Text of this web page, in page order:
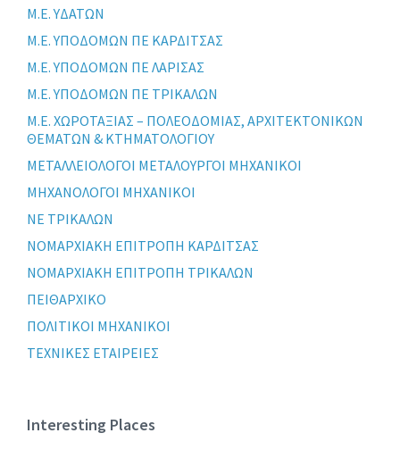
Μ.Ε. ΥΔΑΤΩΝ
Μ.Ε. ΥΠΟΔΟΜΩΝ ΠΕ ΚΑΡΔΙΤΣΑΣ
Μ.Ε. ΥΠΟΔΟΜΩΝ ΠΕ ΛΑΡΙΣΑΣ
Μ.Ε. ΥΠΟΔΟΜΩΝ ΠΕ ΤΡΙΚΑΛΩΝ
Μ.Ε. ΧΩΡΟΤΑΞΙΑΣ – ΠΟΛΕΟΔΟΜΙΑΣ, ΑΡΧΙΤΕΚΤΟΝΙΚΩΝ
ΘΕΜΑΤΩΝ & ΚΤΗΜΑΤΟΛΟΓΙΟΥ
ΜΕΤΑΛΛΕΙΟΛΟΓΟΙ ΜΕΤΑΛΟΥΡΓΟΙ ΜΗΧΑΝΙΚΟΙ
ΜΗΧΑΝΟΛΟΓΟΙ ΜΗΧΑΝΙΚΟΙ
ΝΕ ΤΡΙΚΑΛΩΝ
ΝΟΜΑΡΧΙΑΚΗ ΕΠΙΤΡΟΠΗ ΚΑΡΔΙΤΣΑΣ
ΝΟΜΑΡΧΙΑΚΗ ΕΠΙΤΡΟΠΗ ΤΡΙΚΑΛΩΝ
ΠΕΙΘΑΡΧΙΚΟ
ΠΟΛΙΤΙΚΟΙ ΜΗΧΑΝΙΚΟΙ
ΤΕΧΝΙΚΕΣ ΕΤΑΙΡΕΙΕΣ
Interesting Places